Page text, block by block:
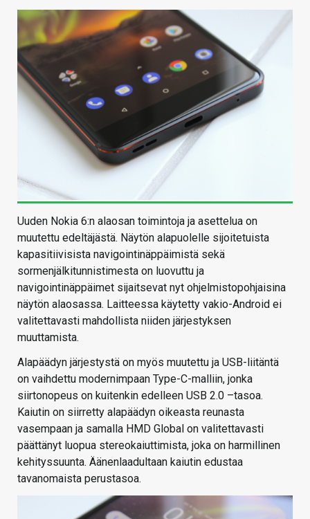
Uuden Nokia 6:n alaosan toimintoja ja asettelua on
muutettu edeltäjästä. Näytön alapuolelle sijoitetuista
kapasitiivisista navigointinäppäimistä sekä
sormenjälkitunnistimesta on luovuttu ja
navigointinäppäimet sijaitsevat nyt ohjelmistopohjaisina
näytön alaosassa. Laitteessa käytetty vakio-Android ei
valitettavasti mahdollista niiden järjestyksen
muuttamista.
Alapäädyn järjestystä on myös muutettu ja USB-liitäntä
on vaihdettu modernimpaan Type-C-malliin, jonka
siirtonopeus on kuitenkin edelleen USB 2.0 –tasoa.
Kaiutin on siirretty alapäädyn oikeasta reunasta
vasempaan ja samalla HMD Global on valitettavasti
päättänyt luopua stereokaiuttimista, joka on harmillinen
kehityssuunta. Äänenlaadultaan kaiutin edustaa
tavanomaista perustasoa.